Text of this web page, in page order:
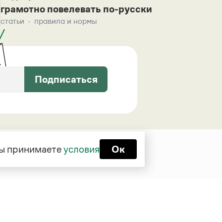
грамотно повелевать по-русски
статьи правила и нормы
Подписаться
принимаетеусловия Ок